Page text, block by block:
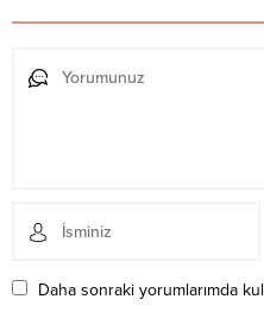
Daha sonraki yorumlarımda